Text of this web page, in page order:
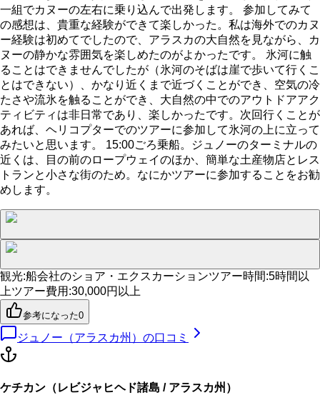
一組でカヌーの左右に乗り込んで出発します。 参加してみて
の感想は、貴重な経験ができて楽しかった。私は海外でのカヌ
ー経験は初めてでしたので、アラスカの大自然を見ながら、カ
ヌーの静かな雰囲気を楽しめたのがよかったです。 氷河に触
ることはできませんでしたが（氷河のそばは崖で歩いて行くこ
とはできない）、かなり近くまで近づくことができ、空気の冷
たさや流氷を触ることができ、大自然の中でのアウトドアアク
ティビティは非日常であり、楽しかったです。次回行くことが
あれば、ヘリコプターでのツアーに参加して氷河の上に立って
みたいと思います。 15:00ごろ乗船。ジュノーのターミナルの
近くは、目の前のロープウェイのほか、簡単な土産物店とレス
トランと小さな街のため。なにかツアーに参加することをお勧
めします。
観光:船会社のショア・エクスカーションツアー時間:5時間以
上ツアー費用 :30,000円以上
参考になった0
ジュノー（アラスカ州） の口コミ
ケチカン（レビジャヒヘド諸島 / アラスカ州）